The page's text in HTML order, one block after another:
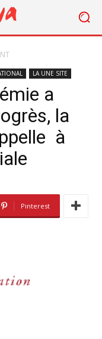
LA UNE SITE
a
la
à
Pinterest